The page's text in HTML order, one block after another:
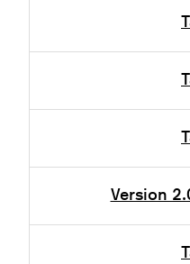
Version